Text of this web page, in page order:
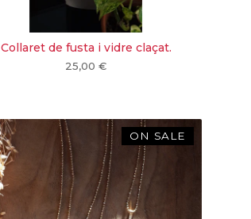
Collaret de fusta i vidre claçat.
25,00€
ON SALE